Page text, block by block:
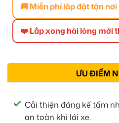
🚚 Miễn phí lắp đặt tận nơi
❤️ Lắp xong hài lòng mới
ƯU ĐIỂM
Cải thiện đáng kể tầm
an toàn khi lái xe.